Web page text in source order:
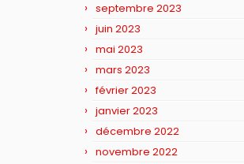
septembre 2023
juin 2023
mai 2023
mars 2023
février 2023
janvier 2023
décembre 2022
novembre 2022